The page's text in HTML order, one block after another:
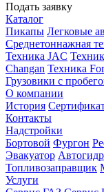
Подать заявку
Каталог
Пикапы Легковые
Среднетоннажная
Техника JAC
Changan Техника
Грузовики с
О компании
История
Контакты
Надстройки
Бортовой Фургон
Эвакуатор
Топливозаправщик
Услуги